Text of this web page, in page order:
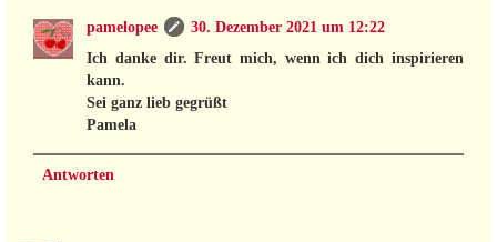
pamelopee
30. Dezember 2021 um 12:22
Ich danke dir. Freut mich, wenn ich dich inspirieren
kann.
Sei ganz lieb gegrüßt
Pamela
Antworten